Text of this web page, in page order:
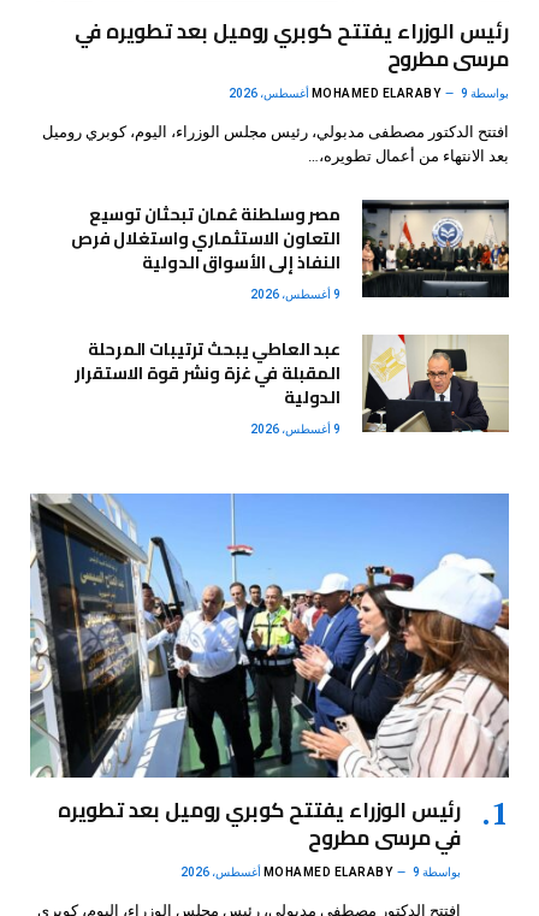
رئيس الوزراء يفتتح كوبري روميل بعد تطويره في
مرسى مطروح
بواسطة MOHAMED ELARABY 9 أغسطس، 2026
افتتح الدكتور مصطفى مدبولي، رئيس مجلس الوزراء، اليوم، كوبري روميل
بعد الانتهاء من أعمال تطويره،…
مصر وسلطنة عُمان تبحثان توسيع
التعاون الاستثماري واستغلال فرص
النفاذ إلى الأسواق الدولية
9 أغسطس، 2026
عبد العاطي يبحث ترتيبات المرحلة
المقبلة في غزة ونشر قوة الاستقرار
الدولية
9 أغسطس، 2026
رئيس الوزراء يفتتح كوبري روميل بعد تطويره
في مرسى مطروح
بواسطة MOHAMED ELARABY 9 أغسطس، 2026
افتتح الدكتور مصطفى مدبولي، رئيس مجلس الوزراء، اليوم، كوبري